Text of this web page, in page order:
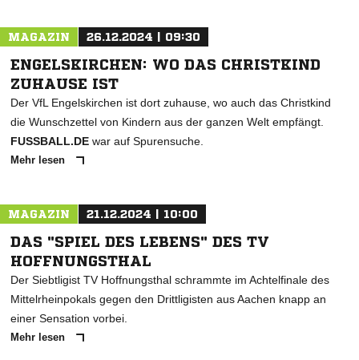
MAGAZIN 26.12.2024 | 09:30
ENGELSKIRCHEN: WO DAS CHRISTKIND
ZUHAUSE IST
Der VfL Engelskirchen ist dort zuhause, wo auch das Christkind
die Wunschzettel von Kindern aus der ganzen Welt empfängt.
FUSSBALL.DE war auf Spurensuche.
Mehr lesen
MAGAZIN 21.12.2024 | 10:00
DAS "SPIEL DES LEBENS" DES TV
HOFFNUNGSTHAL
Der Siebtligist TV Hoffnungsthal schrammte im Achtelfinale des
Mittelrheinpokals gegen den Drittligisten aus Aachen knapp an
einer Sensation vorbei.
Mehr lesen